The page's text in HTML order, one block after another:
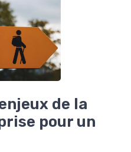
de la
pour un